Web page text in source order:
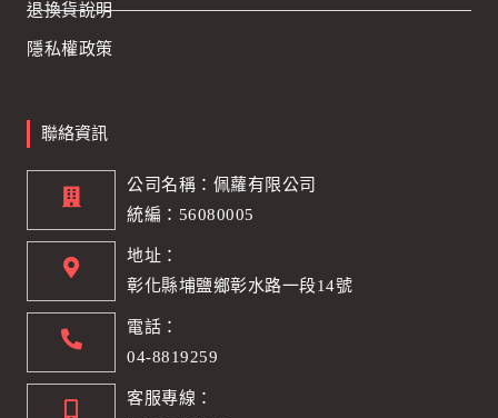
退換貨說明
隱私權政策
聯絡資訊
公司名稱：佩蘿有限公司
統編：56080005
地址：
彰化縣埔鹽鄉彰水路一段14號
電話：
04-8819259
客服專線：